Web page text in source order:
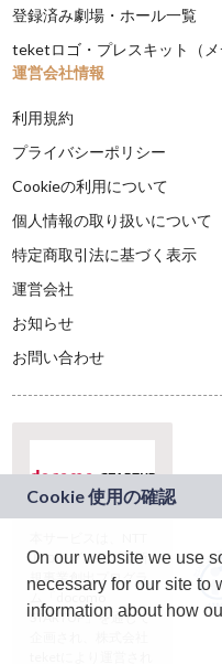
登録済み劇場・ホール一覧
teketロゴ・プレスキット（メ
運営会社情報
利用規約
プライバシーポリシー
Cookieの利用について
個人情報の取り扱いについて
特定商取引法に基づく表示
運営会社
お知らせ
お問い合わせ
ドコモグループの新
規事業創出プログラ
ム「docomo
STARTUP」を通じて
On our website we use
necessary for our site to
information about how